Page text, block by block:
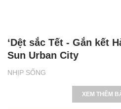
NHỊP SỐNG
‘Dệt sắc Tết - Gắn kết
Sun Urban City
XEM THÊM